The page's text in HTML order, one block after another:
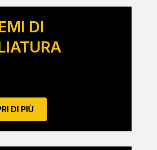
DI
DI PIÙ